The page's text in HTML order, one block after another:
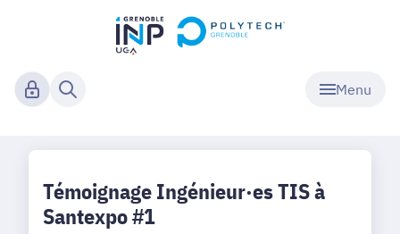
Menu
Témoignage Ingénieur·es TIS à
Santexpo #1